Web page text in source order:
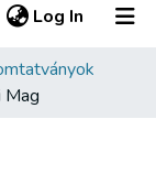
Log In (current)
Mag